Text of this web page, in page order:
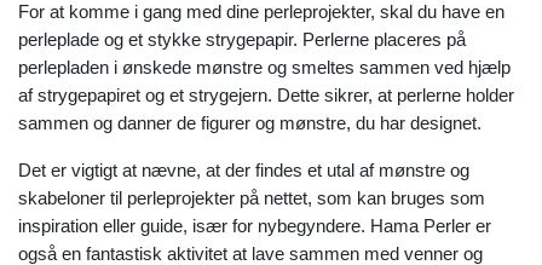
For at komme i gang med dine perleprojekter, skal du have en
perleplade og et stykke strygepapir. Perlerne placeres på
perlepladen i ønskede mønstre og smeltes sammen ved hjælp
af strygepapiret og et strygejern. Dette sikrer, at perlerne holder
sammen og danner de figurer og mønstre, du har designet.
Det er vigtigt at nævne, at der findes et utal af mønstre og
skabeloner til perleprojekter på nettet, som kan bruges som
inspiration eller guide, især for nybegyndere. Hama Perler er
også en fantastisk aktivitet at lave sammen med venner og